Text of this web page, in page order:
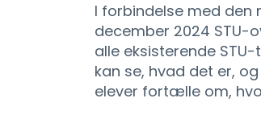
I forbindelse med den
december 2024 STU-
alle eksisterende
kan se, hvad det er,
elever fortælle om,